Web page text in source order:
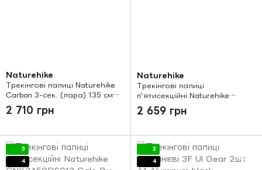
Naturehike
Трекінгові палиці Naturehike
Carbon 3-сек. (пара) 135 см
NH20DS003 чорно-червоний
2 710 грн
Naturehike
Трекінгові палиці
п'ятисекційні Naturehike
CNK2450DS013 Gale Pro, 115-
135 см, 2 шт, сині
2 659 грн
3
4
3
4